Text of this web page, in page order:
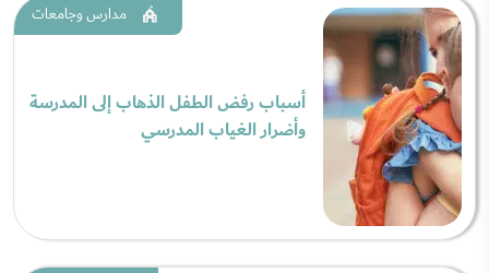
مدارس وجامعات
أسباب رفض الطفل الذهاب إلى المدرسة
وأضرار الغياب المدرسي